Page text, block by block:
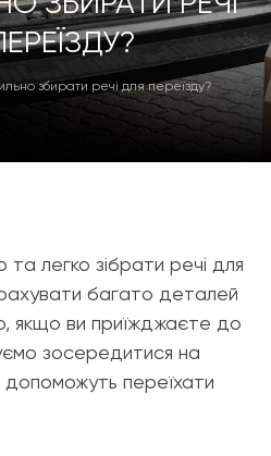
збирати речі для переїзду?
легко зібрати речі для
багато деталей
якщо ви приїжджаєте до
зосередитися на
допоможуть переїхати